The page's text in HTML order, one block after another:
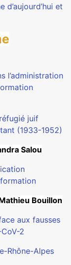
d’aujourd’hui et
l’administration
juif
(1933-1952)
Salou
Bouillon
aux fausses
2
Rhône-Alpes